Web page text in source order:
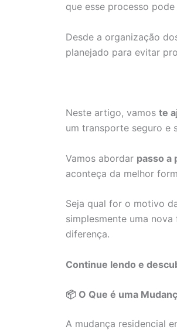
que esse processo
Desde a organização
planejado para evitar
Neste artigo, vamos te
um transporte seguro e
Vamos abordar passo a
aconteça da melhor
Seja qual for o motivo
simplesmente uma
diferença.
Continue lendo e
📦 O Que é uma
A mudança residencial